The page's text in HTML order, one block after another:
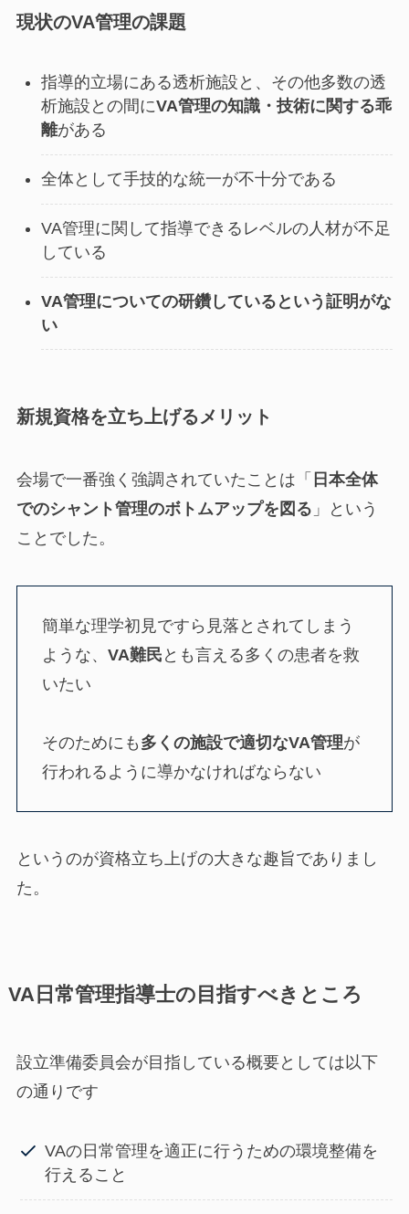
現状のVA管理の課題
指導的立場にある透析施設と、その他多数の透
析施設との間にVA管理の知識・技術に関する乖
離がある
全体として手技的な統一が不十分である
VA管理に関して指導できるレベルの人材が不足
している
VA管理についての研鑽しているという証明がな
い
新規資格を立ち上げるメリット
会場で一番強く強調されていたことは「 日本全体
でのシャント管理のボトムアップを図る 」という
ことでした。
簡単な理学初見ですら見落とされてしまう
ような、 VA難民 とも言える多くの患者を救
いたい
そのためにも 多くの施設で適切なVA管理が
行われるように導かなければならない
というのが資格立ち上げの大きな趣旨でありまし
た。
VA日常管理指導士の目指すべきところ
設立準備委員会が目指している概要としては以下
の通りです
VAの日常管理を適正に行うための環境整備を
行えること